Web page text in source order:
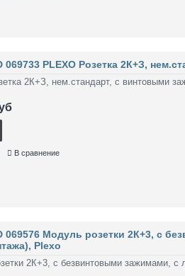
069733 PLEXO Розетка 2К+З,
2К+З, нем.стандарт, с винтовыми
В сравнение
069576 Модуль розетки 2К+3, с
Plexo
2К+3, с безвинтовыми зажимами, с